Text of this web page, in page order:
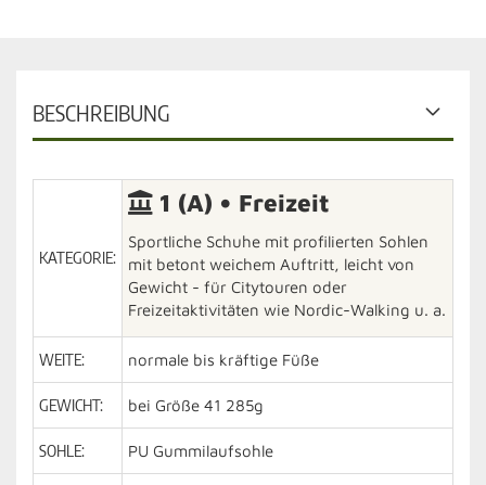
BESCHREIBUNG
KATEGORIE:
1 (A) • Freizeit
Sportliche Schuhe mit profilierten Sohlen
mit betont weichem Auftritt, leicht von
Gewicht - für Citytouren oder
Freizeitaktivitäten wie Nordic-Walking u. a.
WEITE: normale bis kräftige Füße
GEWICHT: bei Größe 41 285g
SOHLE: PU Gummilaufsohle